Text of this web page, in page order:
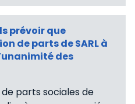
prévoir que
de parts de SARL à
des
parts sociales de